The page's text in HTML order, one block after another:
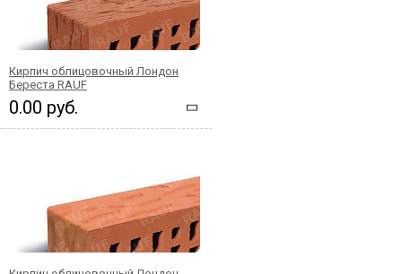
Кирпич облицовочный Лондон
Береста RAUF
0.00 руб.